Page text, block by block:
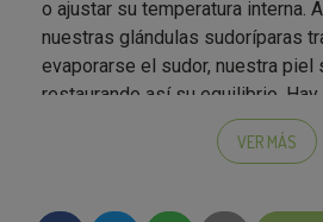
o ajustar su temperatura interna.
nuestras glándulas sudoríparas
evaporarse el sudor, nuestra piel
restaurando así su equilibrio.
estrés que nos llevan a sudar
presentar un trabajo, viajar en un
en realidad mantener la calma. Y
VER MÁS